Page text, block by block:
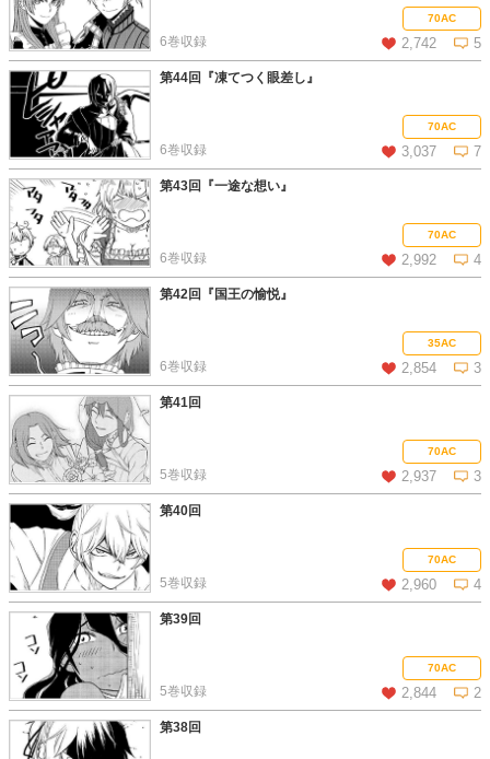
この話を読む コメントを見る70AC
2,742 5
6巻収録
この話を読む コメントを見る
第44回『凍てつく眼差し』
70AC
3,037 7
6巻収録
この話を読む コメントを見る
第43回『一途な想い』
70AC
2,992 4
6巻収録
この話を読む コメントを見る
第42回『国王の愉悦』
35AC
2,854 3
6巻収録
この話を読む コメントを見る
第41回
70AC
2,937 3
5巻収録
この話を読む コメントを見る
第40回
70AC
2,960 4
5巻収録
この話を読む コメントを見る
第39回
70AC
2,844 2
5巻収録
第38回